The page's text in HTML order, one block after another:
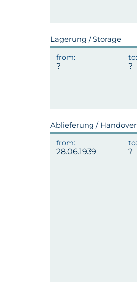
Lagerung / Storage
Ablieferung / Handover
28.06.1939